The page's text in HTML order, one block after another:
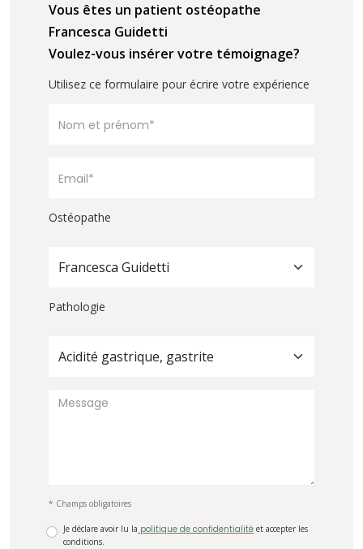
Vous êtes un patient ostéopathe
Francesca Guidetti
Voulez-vous insérer votre témoignage?
Utilisez ce formulaire pour écrire votre expérience
Ostéopathe
Francesca Guidetti
Pathologie
Acidité gastrique, gastrite
* Champs obligatoires
Je déclare avoir lu la politique de confidentialité et accepter les
conditions.